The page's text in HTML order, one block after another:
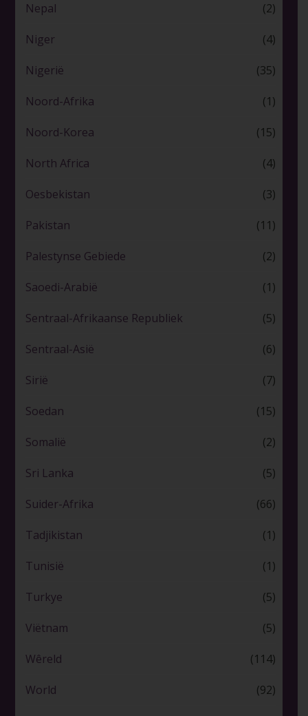
Nepal (2)
Niger (4)
Nigerië (35)
Noord-Afrika (1)
Noord-Korea (15)
North Africa (4)
Oesbekistan (3)
Pakistan (11)
Palestynse Gebiede (2)
Saoedi-Arabië (1)
Sentraal-Afrikaanse Republiek (5)
Sentraal-Asië (6)
Sirië (7)
Soedan (15)
Somalië (2)
Sri Lanka (5)
Suider-Afrika (66)
Tadjikistan (1)
Tunisië (1)
Turkye (5)
Viëtnam (5)
Wêreld (114)
World (92)